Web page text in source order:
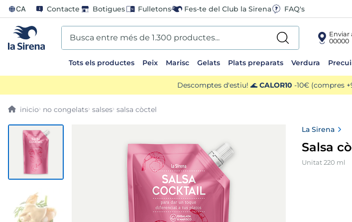
CA Contacte Botigues Fulletons Fes-te del Club la Sirena FAQ's
Busca entre més de 1.300 productes...
Enviar
00000
Tots els productes Peix Marisc Gelats Plats preparats Verdura
Descomptes d'estiu! 🌊 CALOR10 -10€ (compres
no congelats salses salsa còctel
La Sirena
Salsa
Unitat 220 ml